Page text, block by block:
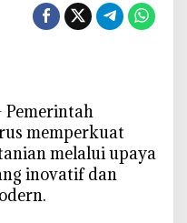
Pemerintah
memperkuat
melalui upaya
inovatif dan